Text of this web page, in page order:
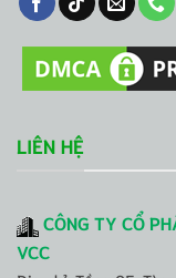
LIÊN HỆ
CÔNG TY CỔ
VCC